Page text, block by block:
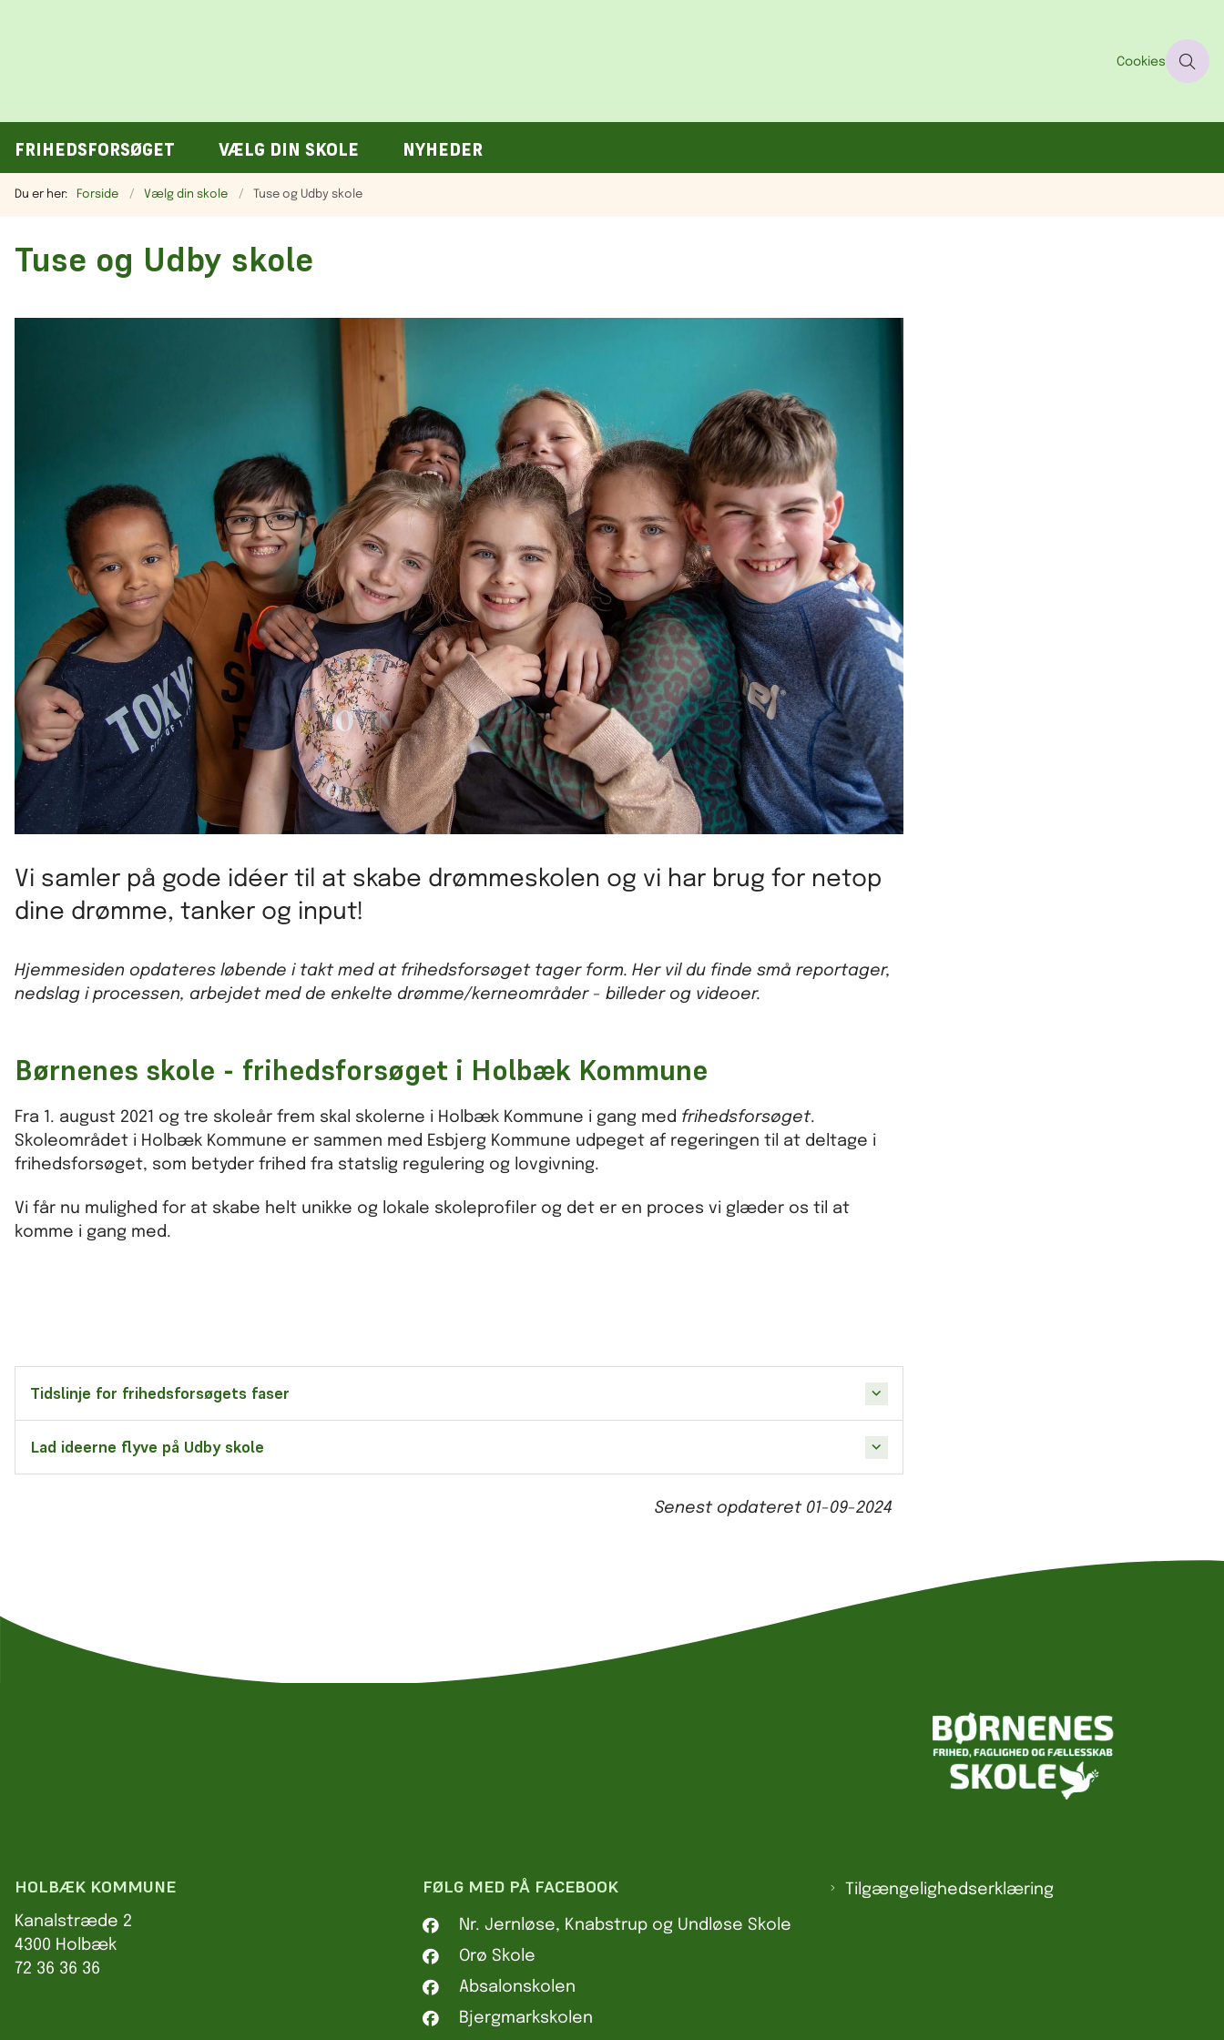
Cookies
FRIHEDSFORSØGET VÆLG DIN SKOLE NYHEDER
Du er her: Forside Vælg din skole Tuse og Udby skole
Tuse og Udby skole
Vi samler på gode idéer til at skabe drømmeskolen og vi har brug for netop
dine drømme, tanker og input!
Hjemmesiden opdateres løbende i takt med at frihedsforsøget tager form. Her vil du finde små reportager,
nedslag i processen, arbejdet med de enkelte drømme/kerneområder - billeder og videoer.
Børnenes skole - frihedsforsøget i Holbæk Kommune
Fra 1. august 2021 og tre skoleår frem skal skolerne i Holbæk Kommune i gang med frihedsforsøget.
Skoleområdet i Holbæk Kommune er sammen med Esbjerg Kommune udpeget af regeringen til at deltage i
frihedsforsøget, som betyder frihed fra statslig regulering og lovgivning.
Vi får nu mulighed for at skabe helt unikke og lokale skoleprofiler og det er en proces vi glæder os til at
komme i gang med.
Tidslinje for frihedsforsøgets faser
Lad ideerne flyve på Udby skole
Senest opdateret 01-09-2024
HOLBÆK KOMMUNE
Kanalstræde 2
4300 Holbæk
72 36 36 36
FØLG MED PÅ FACEBOOK
Nr. Jernløse, Knabstrup og Undløse Skole
Orø Skole
Absalonskolen
Bjergmarkskolen
Tilgængelighedserklæring